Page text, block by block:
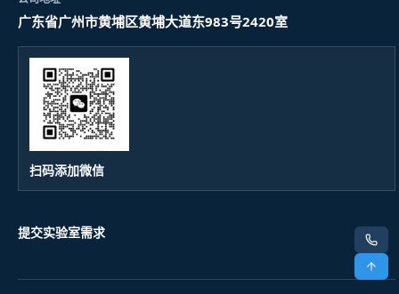
电话
顶部
广东省广州市黄埔区黄埔大道东983号2420室
扫码添加微信
提交实验室需求